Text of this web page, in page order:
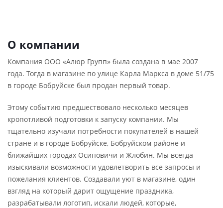
О компании
Компания ООО «Алюр Групп» была создана в мае 2007
года. Тогда в магазине по улице Карла Маркса в доме 51/75
в городе Бобруйске был продан первый товар.
Этому событию предшествовало несколько месяцев
кропотливой подготовки к запуску компании. Мы
тщательно изучали потребности покупателей в нашей
стране и в городе Бобруйске, Бобруйском районе и
ближайших городах Осиповичи и Жлобин. Мы всегда
изыскивали возможности удовлетворить все запросы и
пожелания клиентов. Создавали уют в магазине, один
взгляд на который дарит ощущение праздника,
разрабатывали логотип, искали людей, которые,